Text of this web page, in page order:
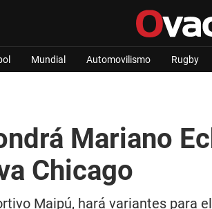
Mundial Automovilismo Rugby
Mariano
Chicago
Maipú, hará variantes para